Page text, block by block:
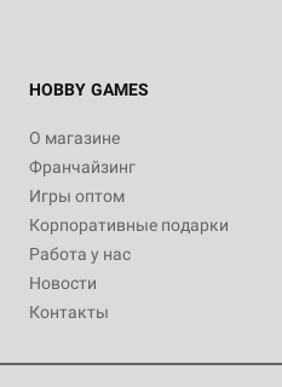
HOBBY GAMES
О магазине
Франчайзинг
Игры оптом
Корпоративные подарки
Работа у нас
Новости
Контакты